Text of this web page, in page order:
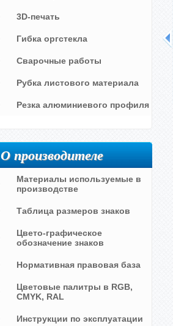
маркировки упаковок с литиевыми
3D-печать
Гибка оргстекла
Сварочные работы
Рубка листового материала
Резка алюминиевого профиля
О производителе
Материалы используемые в
производстве
Таблица размеров знаков
Цвето-графическое
обозначение знаков
Нормативная правовая база
Цветовые палитры в RGB,
CMYK, RAL
Инструкции по эксплуатации